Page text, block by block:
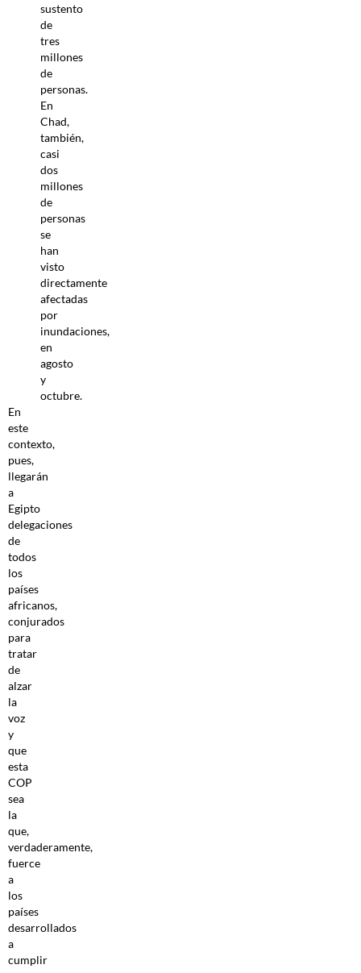
sustento
de
tres
millones
de
personas.
En
Chad,
también,
casi
dos
millones
de
personas
se
han
visto
directamente
afectadas
por
inundaciones,
en
agosto
y
octubre.
En
este
contexto,
pues,
llegarán
a
Egipto
delegaciones
de
todos
los
países
africanos,
conjurados
para
tratar
de
alzar
la
voz
y
que
esta
COP
sea
la
que,
verdaderamente,
fuerce
a
los
países
desarrollados
a
cumplir